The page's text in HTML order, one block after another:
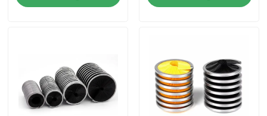
Over ons
Fabrieksreis